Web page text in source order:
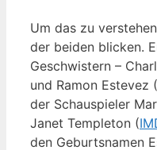
Um das zu
der beiden blicken.
Geschwistern –
und Ramon Estevez (
der Schauspieler
Janet Templeton (
den Geburtsnamen